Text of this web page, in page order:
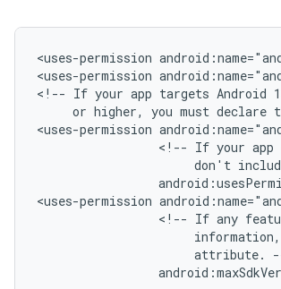
<uses-permission
<uses-permission
<!-- If your app targets Android
or higher, you must declare
<uses-permission
<!-- If your app
don't
<uses-permission
<!-- If any
information,
attribute.